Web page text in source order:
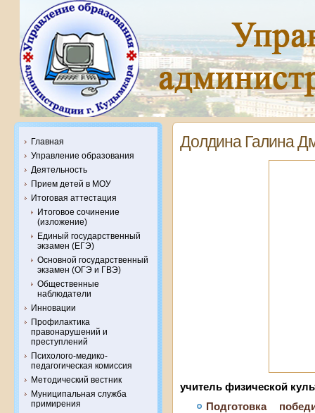
Главная
Управление образования
Деятельность
Прием детей в МОУ
Итоговая аттестация
Итоговое сочинение
(изложение)
Единый государственный
экзамен (ЕГЭ)
Основной государственный
экзамен (ОГЭ и ГВЭ)
Общественные
наблюдатели
Инновации
Профилактика
правонарушений и
преступлений
Психолого-медико-
педагогическая комиссия
Методический вестник
Муниципальная служба
примирения
Долдина Галина
учитель физической
Подготовка